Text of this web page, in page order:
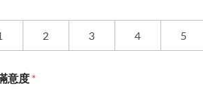
2 3 4 5
意度 *